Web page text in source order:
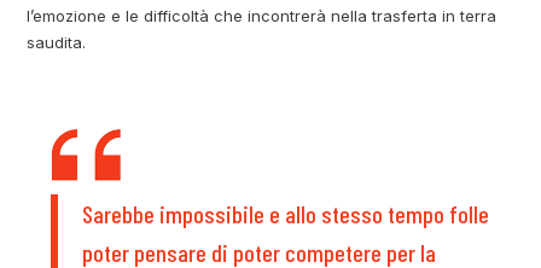
l’emozione e le difficoltà che incontrerà nella trasferta in terra
saudita.
Sarebbe impossibile e allo stesso tempo folle
poter pensare di poter competere per la